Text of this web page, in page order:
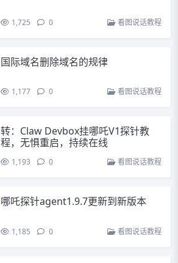
1,725 0 看图说话教程
国际域名删除域名的规律
1,177 0 看图说话教程
转：Claw Devbox挂哪吒V1探针教
程，无惧重启，持续在线
1,193 0 看图说话教程
哪吒探针agent1.9.7更新到新版本
1,185 0 看图说话教程